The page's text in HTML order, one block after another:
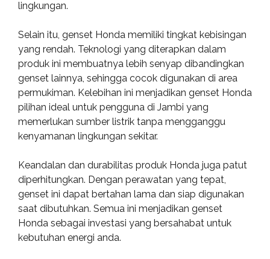
lingkungan.
Selain itu, genset Honda memiliki tingkat kebisingan
yang rendah. Teknologi yang diterapkan dalam
produk ini membuatnya lebih senyap dibandingkan
genset lainnya, sehingga cocok digunakan di area
permukiman. Kelebihan ini menjadikan genset Honda
pilihan ideal untuk pengguna di Jambi yang
memerlukan sumber listrik tanpa mengganggu
kenyamanan lingkungan sekitar.
Keandalan dan durabilitas produk Honda juga patut
diperhitungkan. Dengan perawatan yang tepat,
genset ini dapat bertahan lama dan siap digunakan
saat dibutuhkan. Semua ini menjadikan genset
Honda sebagai investasi yang bersahabat untuk
kebutuhan energi anda.